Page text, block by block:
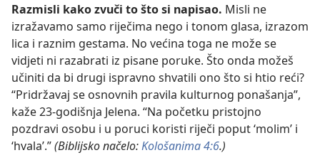
Razmisli kako zvuči to što si napisao. Misli ne
izražavamo samo riječima nego i tonom glasa, izrazom
lica i raznim gestama. No većina toga ne može se
vidjeti ni razabrati iz pisane poruke. Što onda možeš
učiniti da bi drugi ispravno shvatili ono što si htio reći?
“Pridržavaj se osnovnih pravila kulturnog ponašanja”,
kaže 23-godišnja Jelena. “Na početku pristojno
pozdravi osobu i u poruci koristi riječi poput ‘molim’ i
‘hvala’.”(Biblijsko načelo:Kološanima 4:6.)